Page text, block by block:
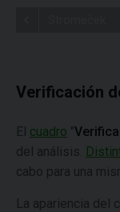
Verificación
El cuadro "
del análisis.
cabo para una
La apariencia del